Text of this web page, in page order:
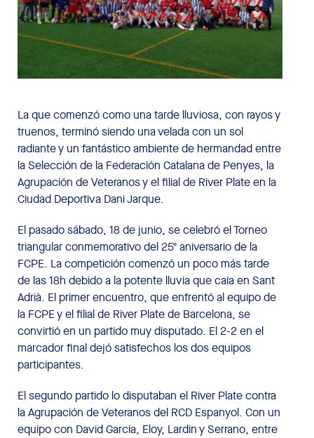
La que comenzó como una tarde lluviosa, con rayos y
truenos, terminó siendo una velada con un sol
radiante y un fantástico ambiente de hermandad entre
la Selección de la Federación Catalana de Penyes, la
Agrupación de Veteranos y el filial de River Plate en la
Ciudad Deportiva Dani Jarque.
El pasado sábado, 18 de junio, se celebró el Torneo
triangular conmemorativo del 25º aniversario de la
FCPE. La competición comenzó un poco más tarde
de las 18h debido a la potente lluvia que caía en Sant
Adrià. El primer encuentro, que enfrentó al equipo de
la FCPE y el filial de River Plate de Barcelona, se
convirtió en un partido muy disputado. El 2-2 en el
marcador final dejó satisfechos los dos equipos
participantes.
El segundo partido lo disputaban el River Plate contra
la Agrupación de Veteranos del RCD Espanyol. Con un
equipo con David García, Eloy, Lardín y Serrano, entre